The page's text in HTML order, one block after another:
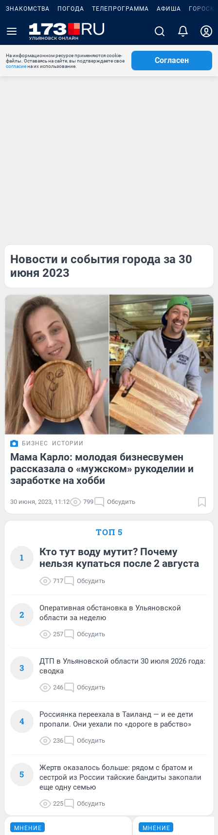
ЗНАКОМСТВА ПОГОДА ТЕЛЕПРОГРАММА АФИША
На информационном ресурсе применяются cookie-
файлы. Оставаясь на сайте, вы подтверждаете свое
согласиена их использование.
Согласен
Новости и события города за 30
июня 2023
БИЗНЕС ИСТОРИИ
Мама Карло: молодая бизнесвумен
рассказала о «мужском» рукоделии и
заработке на хобби
30 июня, 2023, 11:12 799 Обсудить
ТОП 5
1
Кто тут воду мутит? Почему
нельзя купаться после 2 августа
717 Обсудить
2
Оперативная обстановка в Ульяновской
области за неделю
257 Обсудить
3
ДТП в Ульяновской области 30 июля 2026 года:
сводка
246 Обсудить
4
Россиянка переехала в Таиланд — и ее дети
пропали. Они уехали по «дороге в рабство»
236 Обсудить
5
Жертв оказалось больше: рядом с братом и
сестрой из России тайские бандиты закопали
еще одну семью
225 Обсудить
МНЕНИЕ МНЕНИЕ